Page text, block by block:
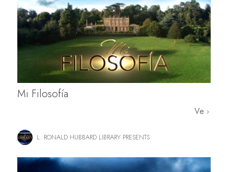
Mi Filosofía
Ve
L. RONALD HUBBARD LIBRARY PRESENTS